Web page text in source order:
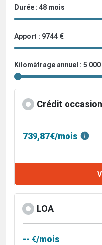
Durée : 48 mois
Apport : 9744 €
Kilométrage annuel : 5 000
Crédit occasion
739,87€/mois
LOA
-- €/mois